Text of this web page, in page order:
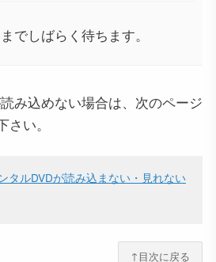
でしばらく待ちます。
み込めない場合は、次のページ
い。
タルDVDが読み込まない・見れない
↑目次に戻る